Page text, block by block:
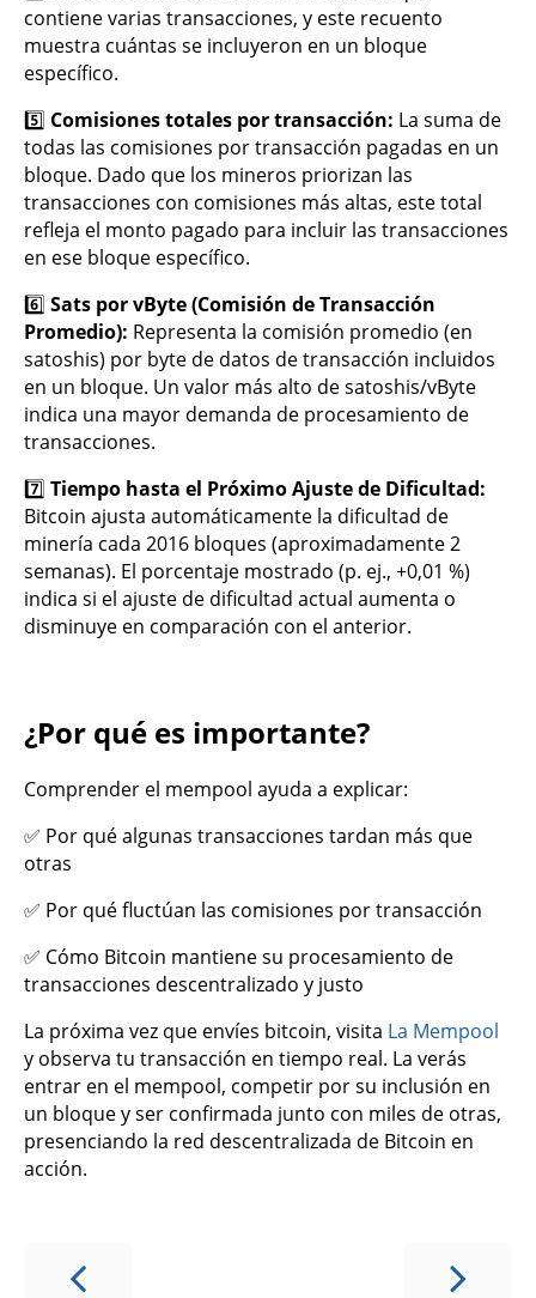
contiene varias transacciones, y este recuento
muestra cuántas se incluyeron en un bloque
específico.
5️⃣ Comisiones totales por transacción: La suma de
todas las comisiones por transacción pagadas en un
bloque. Dado que los mineros priorizan las
transacciones con comisiones más altas, este total
refleja el monto pagado para incluir las transacciones
en ese bloque específico.
6️⃣ Sats por vByte (Comisión de Transacción
Promedio): Representa la comisión promedio (en
satoshis) por byte de datos de transacción incluidos
en un bloque. Un valor más alto de satoshis/vByte
indica una mayor demanda de procesamiento de
transacciones.
7️⃣ Tiempo hasta el Próximo Ajuste de Dificultad:
Bitcoin ajusta automáticamente la dificultad de
minería cada 2016 bloques (aproximadamente 2
semanas). El porcentaje mostrado (p. ej., +0,01 %)
indica si el ajuste de dificultad actual aumenta o
disminuye en comparación con el anterior.
¿Por qué es importante?
Comprender el mempool ayuda a explicar:
✅ Por qué algunas transacciones tardan más que
otras
✅ Por qué fluctúan las comisiones por transacción
✅ Cómo Bitcoin mantiene su procesamiento de
transacciones descentralizado y justo
La próxima vez que envíes bitcoin, visita La Mempool
y observa tu transacción en tiempo real. La verás
entrar en el mempool, competir por su inclusión en
un bloque y ser confirmada junto con miles de otras,
presenciando la red descentralizada de Bitcoin en
acción.